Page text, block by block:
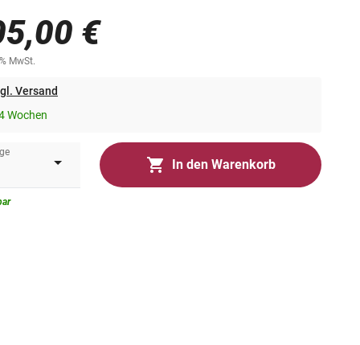
€
MwSt.
Versand
Wochen
In den Warenkorb